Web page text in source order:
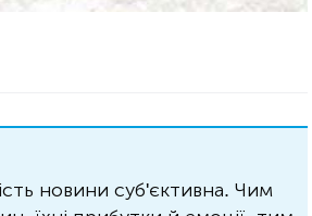
новини суб'єктивна. Чим